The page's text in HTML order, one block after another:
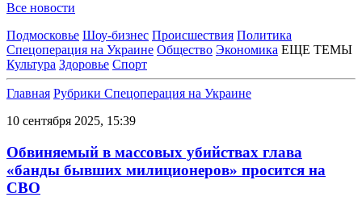
Все новости
Подмосковье Шоу-бизнес Происшествия Политика
Спецоперация на Украине Общество Экономика ЕЩЕ ТЕМЫ
Культура Здоровье Спорт
Главная Рубрики Спецоперация на Украине
10 сентября 2025, 15:39
Обвиняемый в массовых убийствах глава
«банды бывших милиционеров» просится на
СВО